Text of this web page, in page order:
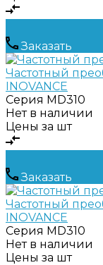
Заказать
Частотный
INOVANCE
Серия MD310
Нет в наличии
Цены за шт
Заказать
Частотный
INOVANCE
Серия MD310
Нет в наличии
Цены за шт